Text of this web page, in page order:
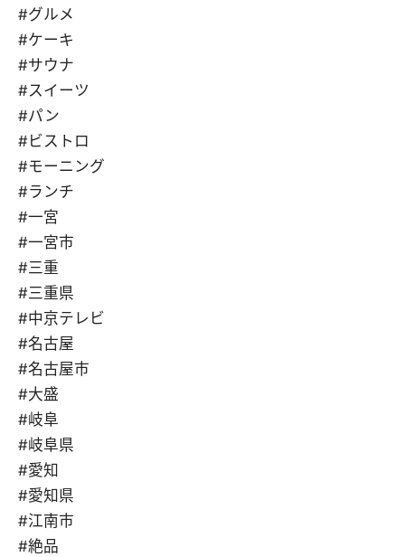
#グルメ
#ケーキ
#サウナ
#スイーツ
#パン
#ビストロ
#モーニング
#ランチ
#一宮
#一宮市
#三重
#三重県
#中京テレビ
#名古屋
#名古屋市
#大盛
#岐阜
#岐阜県
#愛知
#愛知県
#江南市
#絶品